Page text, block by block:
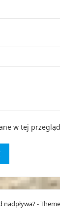
w tej
nadpływa?-